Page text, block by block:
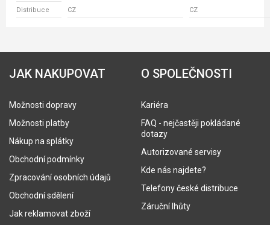
Distribuce CZ CZ
JAK NAKUPOVAT
Možnosti dopravy
Možnosti platby
Nákup na splátky
Obchodní podmínky
Zpracování osobních údajů
Obchodní sdělení
Jak reklamovat zboží
O SPOLEČNOSTI
Kariéra
FAQ - nejčastěji pokládané
dotazy
Autorizované servisy
Kde nás najdete?
Telefony české distribuce
Záruční lhůty